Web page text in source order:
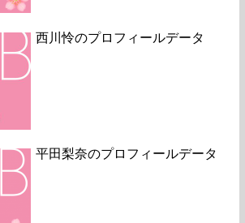
西川怜のプロフィールデータ
平田梨奈のプロフィールデータ